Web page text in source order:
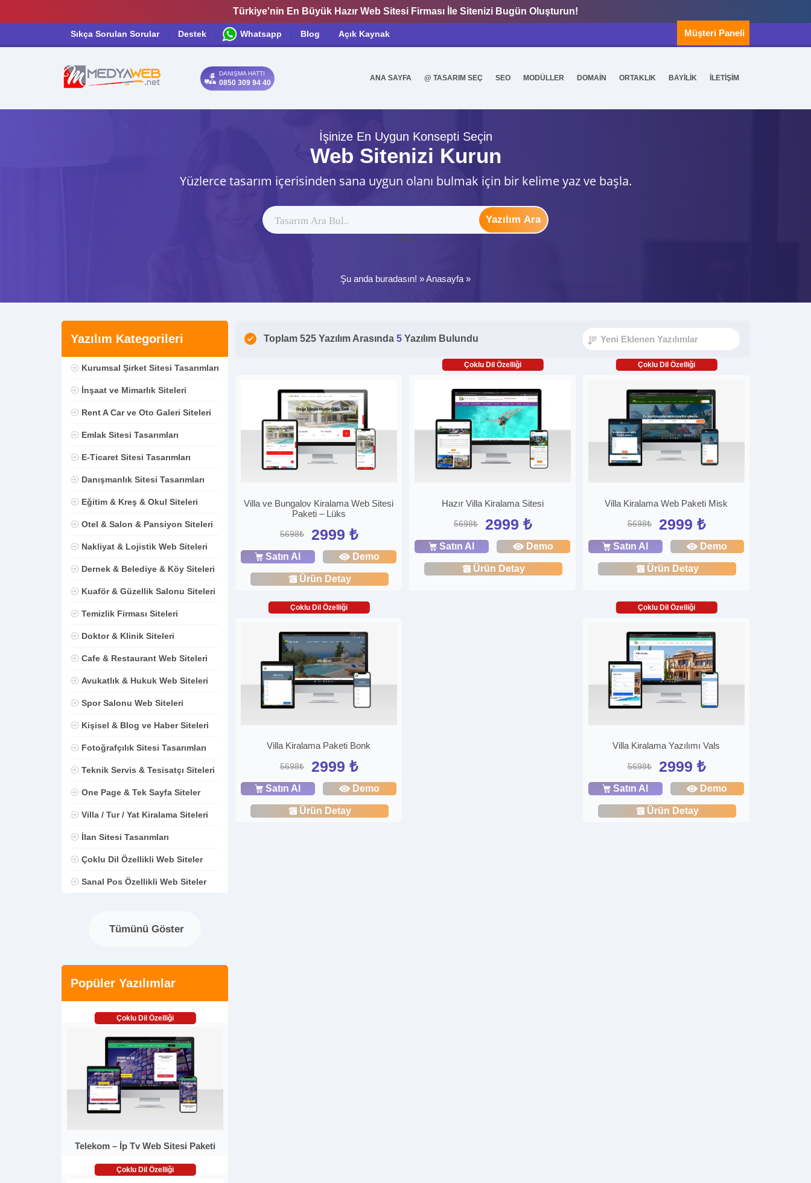
Türkiye'nin En Büyük Hazır Web Sitesi Firması İle Sitenizi Bugün Oluşturun!
Sıkça Sorulan Sorular Destek Whatsapp Blog Açık Kaynak Müşteri Paneli
DANIŞMA HATTI
0850 309 94 40
ANA SAYFA @ TASARIM SEÇ SEO MODÜLLER DOMAİN ORTAKLIK BAYİLİK İLETİŞİM
İşinize En Uygun Konsepti Seçin
Web Sitenizi Kurun
Yüzlerce tasarım içerisinden sana uygun olanı bulmak için bir kelime yaz ve başla.
Yazılım Ara
ytag
Şu anda buradasın! »Anasayfa »
Yazılım Kategorileri
Kurumsal Şirket Sitesi Tasarımları
İnşaat ve Mimarlık Siteleri
Rent A Car ve Oto Galeri Siteleri
Emlak Sitesi Tasarımları
E-Ticaret Sitesi Tasarımları
Danışmanlık Sitesi Tasarımları
Eğitim & Kreş & Okul Siteleri
Otel & Salon & Pansiyon Siteleri
Nakliyat & Lojistik Web Siteleri
Dernek & Belediye & Köy Siteleri
Kuaför & Güzellik Salonu Siteleri
Temizlik Firması Siteleri
Doktor & Klinik Siteleri
Cafe & Restaurant Web Siteleri
Avukatlık & Hukuk Web Siteleri
Spor Salonu Web Siteleri
Kişisel & Blog ve Haber Siteleri
Fotoğrafçılık Sitesi Tasarımları
Teknik Servis & Tesisatçı Siteleri
One Page & Tek Sayfa Siteler
Villa / Tur / Yat Kiralama Siteleri
İlan Sitesi Tasarımları
Çoklu Dil Özellikli Web Siteler
Sanal Pos Özellikli Web Siteler
Tümünü Göster
Popüler Yazılımlar
Çoklu Dil Özelliği
Telekom – İp Tv Web Sitesi Paketi
Çoklu Dil Özelliği
Toplam 525 Yazılım Arasında 5 Yazılım Bulundu
Villa ve Bungalov Kiralama Web Sitesi
Paketi – Lüks
5698₺ 2999 ₺
Satın Al Demo
Ürün Detay
Çoklu Dil Özelliği
Hazır Villa Kiralama Sitesi
5698₺ 2999 ₺
Satın Al Demo
Ürün Detay
Çoklu Dil Özelliği
Villa Kiralama Web Paketi Misk
5698₺ 2999 ₺
Satın Al Demo
Ürün Detay
Çoklu Dil Özelliği
Villa Kiralama Paketi Bonk
5698₺ 2999 ₺
Satın Al Demo
Ürün Detay
Çoklu Dil Özelliği
Villa Kiralama Yazılımı Vals
5698₺ 2999 ₺
Satın Al Demo
Ürün Detay